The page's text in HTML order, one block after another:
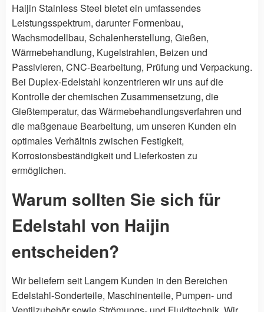
Haijin Stainless Steel bietet ein umfassendes
Leistungsspektrum, darunter Formenbau,
Wachsmodellbau, Schalenherstellung, Gießen,
Wärmebehandlung, Kugelstrahlen, Beizen und
Passivieren, CNC-Bearbeitung, Prüfung und Verpackung.
Bei Duplex-Edelstahl konzentrieren wir uns auf die
Kontrolle der chemischen Zusammensetzung, die
Gießtemperatur, das Wärmebehandlungsverfahren und
die maßgenaue Bearbeitung, um unseren Kunden ein
optimales Verhältnis zwischen Festigkeit,
Korrosionsbeständigkeit und Lieferkosten zu
ermöglichen.
Warum sollten Sie sich für
Edelstahl von Haijin
entscheiden?
Wir beliefern seit Langem Kunden in den Bereichen
Edelstahl-Sonderteile, Maschinenteile, Pumpen- und